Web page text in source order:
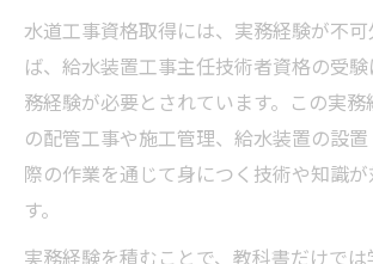
水道工事資格取得には、実務経験が不
ば、給水装置工事主任技術者資格の受
務経験が必要とされています。この実
の配管工事や施工管理、給水装置の設
際の作業を通じて身につく技術や知識
す。